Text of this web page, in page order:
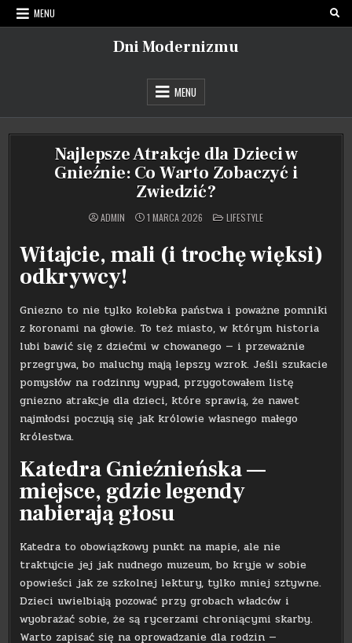
Skip
to
MENU
Dni Modernizmu
MENU
Najlepsze Atrakcje dla Dzieci w
Gnieźnie: Co Warto Zobaczyć i
Zwiedzić?
ADMIN 1 MARCA 2026 POSTED
IN
LIFESTYLE
Witajcie, mali (i trochę więksi)
odkrywcy!
Gniezno to nie tylko kolebka państwa i poważne pomniki
z koronami na głowie. To też miasto, w którym historia
lubi bawić się z dziećmi w chowanego — i przeważnie
przegrywa, bo maluchy mają lepszy wzrok. Jeśli szukacie
pomysłów na rodzinny wypad, przygotowałem listę
gniezno atrakcje dla dzieci, które sprawią, że nawet
najmłodsi poczują się jak królowie własnego małego
królestwa.
Katedra Gnieźnieńska —
miejsce, gdzie legendy
nabierają głosu
Katedra to obowiązkowy punkt na mapie, ale nie
traktujcie jej jak nudnego muzeum, bo kryje w sobie
opowieści jak ze szkolnej lektury, tylko mniej sztywne.
Dzieci uwielbiają pozować przy grobach władców i
wyobrażać sobie, że są rycerzami chroniącymi skarby.
Warto zapisać się na oprowadzanie dla rodzin —